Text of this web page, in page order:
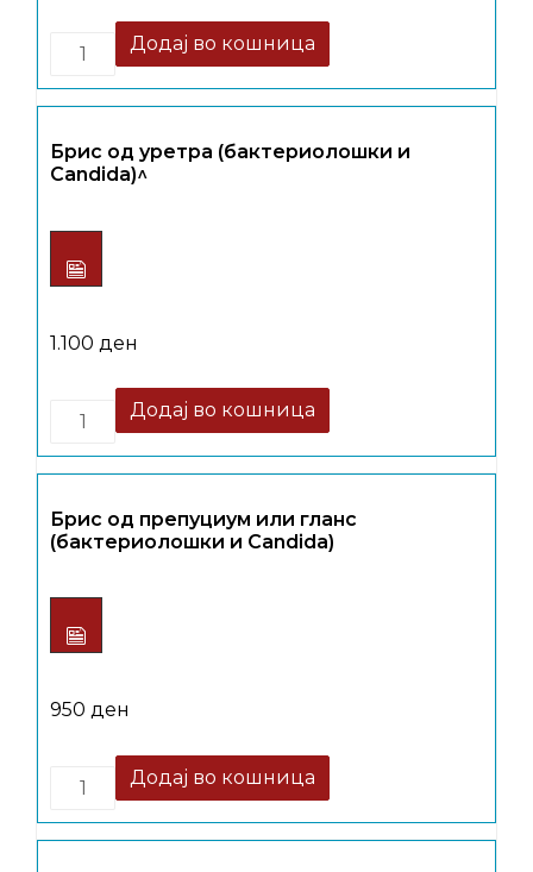
Quantity
Додај во кошница
Брис од уретра (бактериолошки и
Candida)^
1.100 ден
Quantity
Додај во кошница
Брис од препуциум или гланс
(бактериолошки и Candida)
950 ден
Quantity
Додај во кошница